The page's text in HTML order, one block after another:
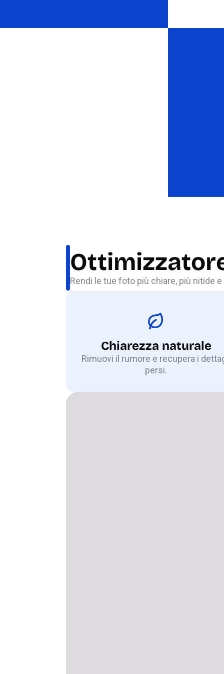
Rendi le tue foto più chiare, più nitide
Chiarezza naturale
Rimuovi il rumore e recupera i
persi.